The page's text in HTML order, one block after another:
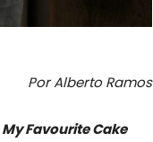
Por Alberto Ramos
My Favourite Cake